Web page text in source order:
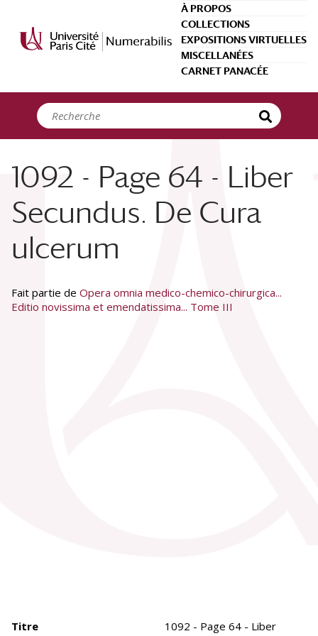
À PROPOS
COLLECTIONS
EXPOSITIONS VIRTUELLES
MISCELLANÉES
CARNET PANACÉE
1092 - Page 64 - Liber
Secundus. De Cura
ulcerum
Fait partie de Opera omnia medico-chemico-chirurgica...
Editio novissima et emendatissima... Tome III
Titre
1092 - Page 64 - Liber